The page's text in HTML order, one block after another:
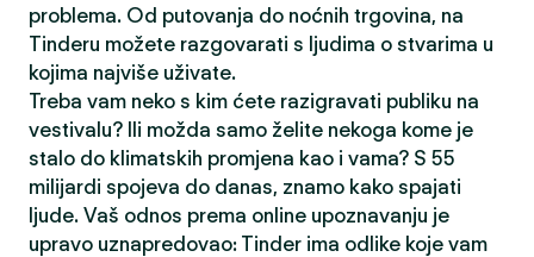
problema. Od putovanja do noćnih trgovina, na
Tinderu možete razgovarati s ljudima o stvarima u
kojima najviše uživate.
Treba vam neko s kim ćete razigravati publiku na
vestivalu? Ili možda samo želite nekoga kome je
stalo do klimatskih promjena kao i vama? S 55
milijardi spojeva do danas, znamo kako spajati
ljude. Vaš odnos prema online upoznavanju je
upravo uznapredovao: Tinder ima odlike koje vam